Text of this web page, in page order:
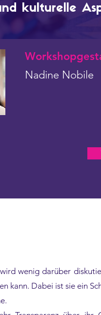
kulturelle
Nadine Nobile
wenig darüber
kann. Dabei ist sie ein